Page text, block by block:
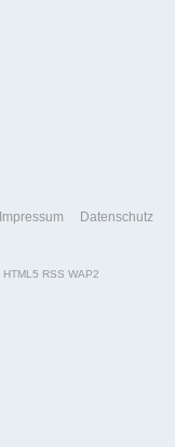
Impressum Datenschutz
HTML5 RSS WAP2